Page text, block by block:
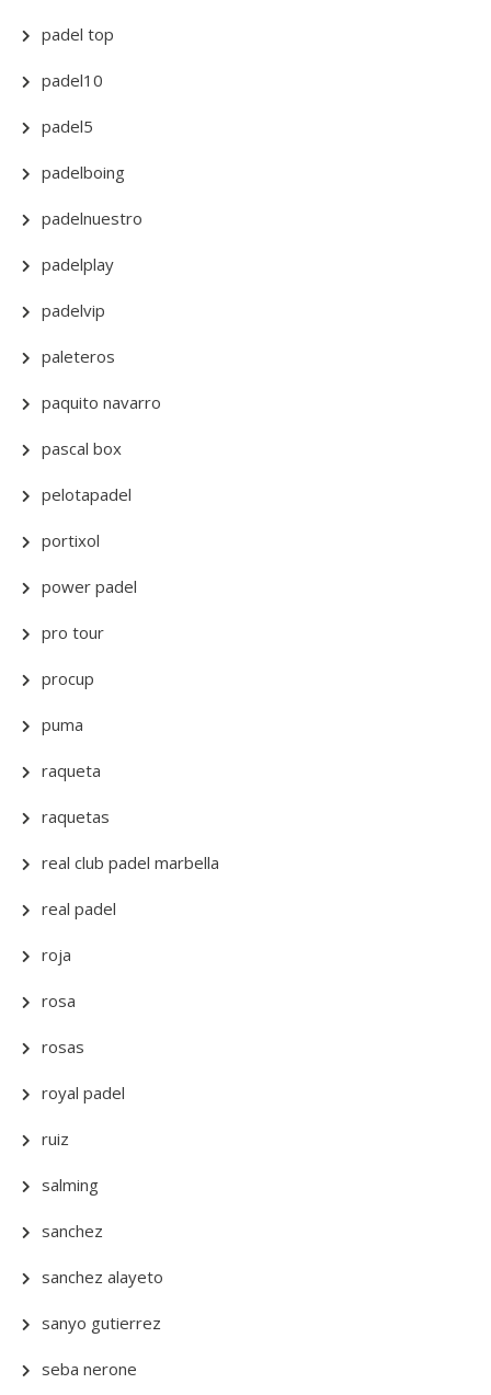
padel top
padel10
padel5
padelboing
padelnuestro
padelplay
padelvip
paleteros
paquito navarro
pascal box
pelotapadel
portixol
power padel
pro tour
procup
puma
raqueta
raquetas
real club padel marbella
real padel
roja
rosa
rosas
royal padel
ruiz
salming
sanchez
sanchez alayeto
sanyo gutierrez
seba nerone